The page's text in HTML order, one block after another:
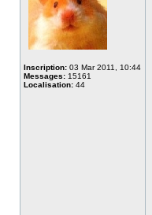
Inscription: 03 Mar 2011, 10:44
Messages: 15161
Localisation: 44